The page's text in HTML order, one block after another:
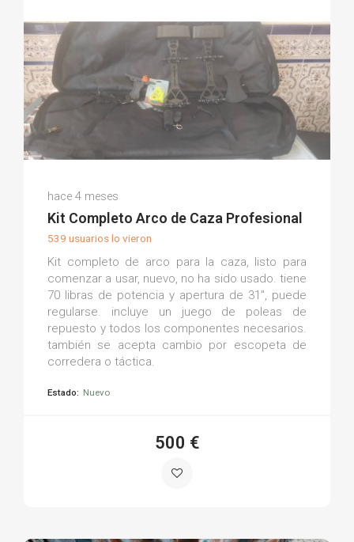
hace 4 meses
Kit Completo Arco de Caza Profesional
539 usuarios lo vieron
Kit completo de arco para la caza, listo para
comenzar a usar, nuevo, no ha sido usado. tiene
70 libras de potencia y apertura de 31", puede
regularse. incluye un juego de poleas de
repuesto y todos los componentes necesarios.
también se acepta cambio por escopeta de
corredera o táctica.
Estado: Nuevo
500 €